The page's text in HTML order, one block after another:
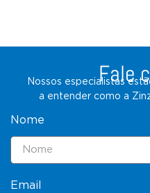
Fale
Nossos especialistas
a entender como a
Nome
Email